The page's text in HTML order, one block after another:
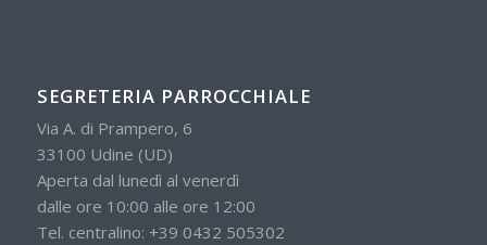
SEGRETERIA PARROCCHIALE
Via A. di Prampero, 6
33100 Udine (UD)
Aperta dal lunedì al venerdì
dalle ore 10:00 alle ore 12:00
Tel. centralino: +39 0432 505302